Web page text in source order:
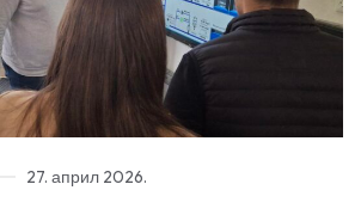
27. април 2026.